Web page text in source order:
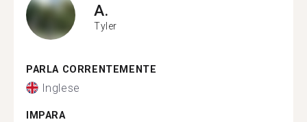
A.
Tyler
PARLA CORRENTEMENTE
Inglese
IMPARA